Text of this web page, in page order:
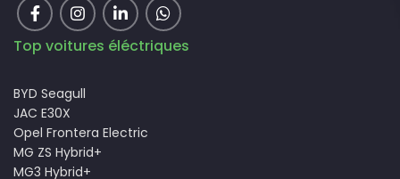
Top voitures éléctriques
BYD Seagull
JAC E30X
Opel Frontera Electric
MG ZS Hybrid+
MG3 Hybrid+